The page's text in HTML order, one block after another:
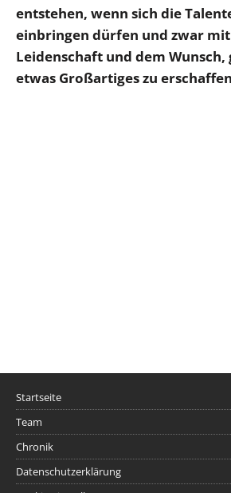
entstehen, wenn sich die
einbringen dürfen und zwar
Leidenschaft und dem Wunsch,
etwas Großartiges zu
Startseite
Team
Chronik
Datenschutzerklärung